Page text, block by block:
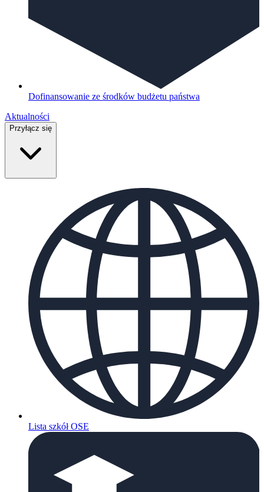
Dofinansowanie ze środków budżetu państwa
Aktualności
Przyłącz się
Lista szkół OSE